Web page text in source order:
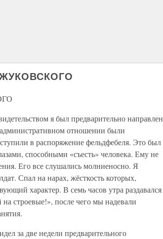
я был предварительно направлен
отношении были
в распоряжение фельдфебеля. Это был
способными «съесть» человека. Ему не
Его все слушались молниеносно. Я
Спал на нарах, жёсткость которых,
характер. В семь часов утра раздавался
строевые!», после чего мы надевали
за две недели предварительного